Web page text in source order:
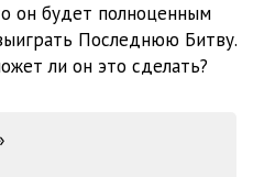
29:45
30:57
он будет полноценным
Последнюю Битву.
ли он это сделать?